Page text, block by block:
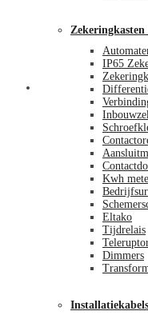
IP65
Kwh
Eltako
Tijdrelais
Dimmers
Installatiekabels